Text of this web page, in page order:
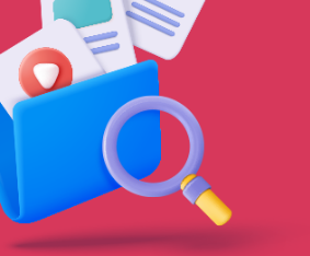
#tendances